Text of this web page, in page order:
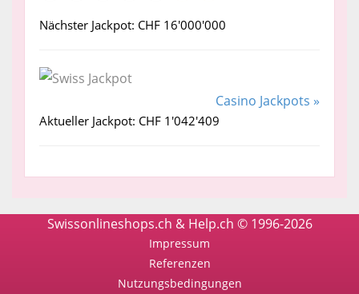
Nächster Jackpot: CHF 16'000'000
Casino Jackpots »
Aktueller Jackpot: CHF 1'042'409
Swissonlineshops.ch & Help.ch © 1996-2026
Impressum
Referenzen
Nutzungsbedingungen